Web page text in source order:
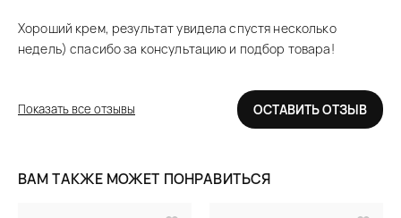
Хороший крем, результат увидела спустя несколько
недель) спасибо за консультацию и подбор товара!
Показать все отзывы ОСТАВИТЬ ОТЗЫВ
ВАМ ТАКЖЕ МОЖЕТ ПОНРАВИТЬСЯ